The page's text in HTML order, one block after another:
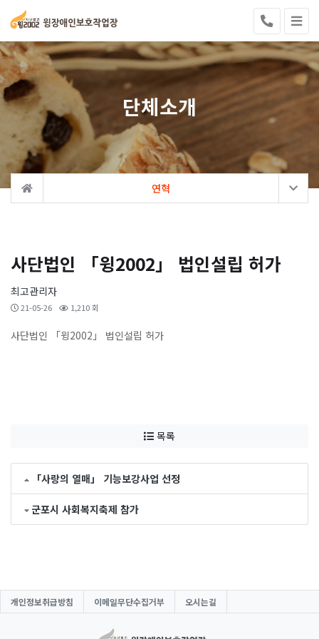
단체소개
연혁
사단법인 「윙2002」 법인설립 허가
최고관리자
21-05-26 1,210 회
사단법인 「윙2002」 법인설립 허가
목록
「사랑의 열매」 기능보강사업 선정
군포시 사회복지축제 참가
개인정보취급방침 이메일무단수집거부 오시는길